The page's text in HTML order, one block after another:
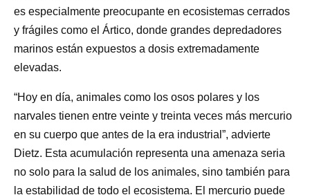
es especialmente preocupante en ecosistemas cerrados
y frágiles como el Ártico, donde grandes depredadores
marinos están expuestos a dosis extremadamente
elevadas.
“Hoy en día, animales como los osos polares y los
narvales tienen entre veinte y treinta veces más mercurio
en su cuerpo que antes de la era industrial”, advierte
Dietz. Esta acumulación representa una amenaza seria
no solo para la salud de los animales, sino también para
la estabilidad de todo el ecosistema. El mercurio puede